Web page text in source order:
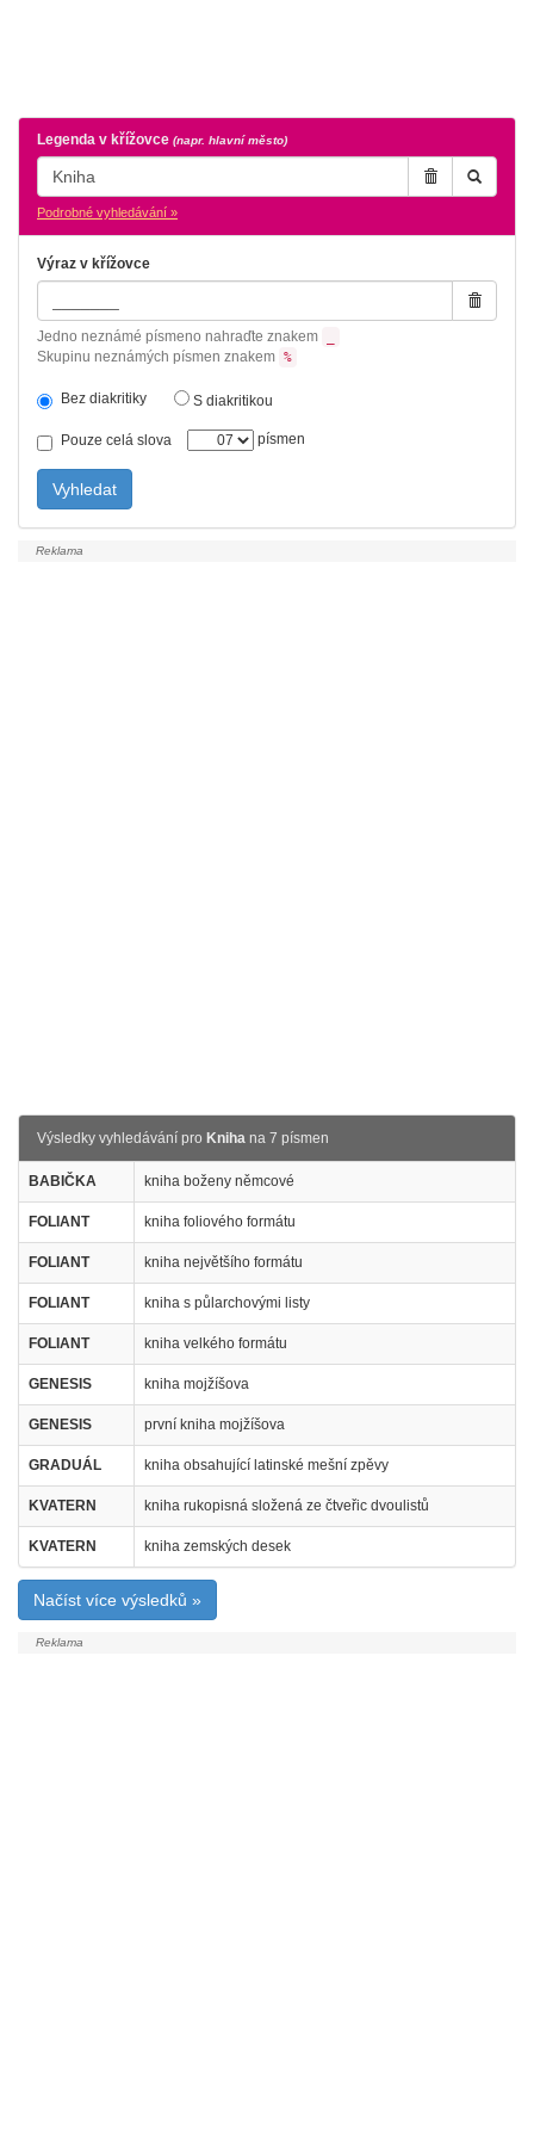
Legenda v křížovce (napr. hlavní město)
Podrobné vyhledávání »
Výraz v křížovce
Jedno neznámé písmeno nahraďte znakem
Skupinu neznámých písmen znakem %
Bez diakritiky S diakritikou
Pouze celá slova písmen
Vyhledat
Výsledky vyhledávání pro Kniha na 7 písmen
BABIČKA kniha boženy němcové
FOLIANT kniha foliového formátu
FOLIANT kniha největšího formátu
FOLIANT kniha s půlarchovými listy
FOLIANT kniha velkého formátu
GENESIS kniha mojžíšova
GENESIS první kniha mojžíšova
GRADUÁL kniha obsahující latinské mešní zpěvy
KVATERN kniha rukopisná složená ze čtveřic dvoulistů
KVATERN kniha zemských desek
Načíst více výsledků »